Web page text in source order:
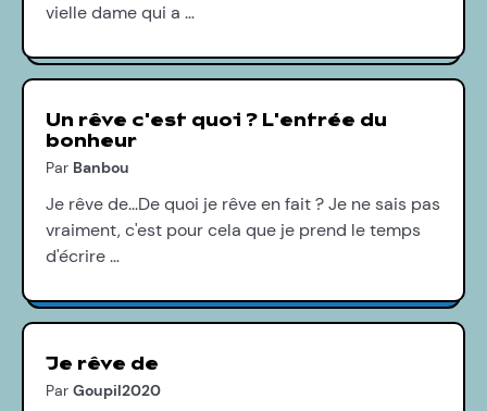
vielle dame qui a …
Un rêve c'est quoi ? L'entrée du
bonheur
Par Banbou
Je rêve de...De quoi je rêve en fait ? Je ne sais pas
vraiment, c'est pour cela que je prend le temps
d'écrire …
Je rêve de
Par Goupil2020